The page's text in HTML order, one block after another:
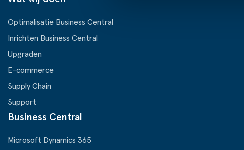
Optimalisatie Business Central
Inrichten Business Central
Upgraden
E-commerce
Supply Chain
Support
Business Central
Microsoft Dynamics 365